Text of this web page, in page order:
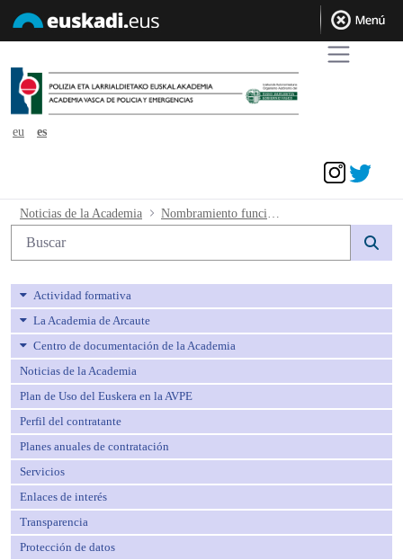
eu
es
Nombramiento funcionarios en
Noticias de la Academia
Búsqueda web
Actividad formativa
La Academia de Arcaute
Centro de documentación de la Academia
Noticias de la Academia
Plan de Uso del Euskera en la AVPE
Perfil del contratante
Planes anuales de contratación
Servicios
Enlaces de interés
Transparencia
Protección de datos